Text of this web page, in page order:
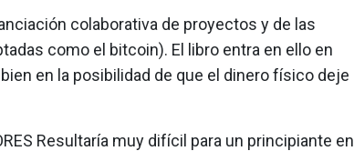
colaborativa de proyectos y de las
como el bitcoin). El libro entra en ello en
en la posibilidad de que el dinero físico deje
Resultaría muy difícil para un principiante en